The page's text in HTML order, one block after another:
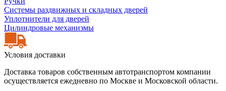
Системы раздвижных и складных дверей
Уплотнители для дверей
Цилиндровые механизмы
Условия доставки
Доставка товаров собственным автотранспортом компании
осуществляется ежедневно по Москве и Московской области.